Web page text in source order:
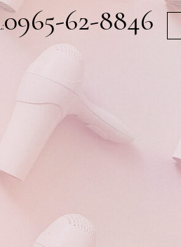
0965-62-8846